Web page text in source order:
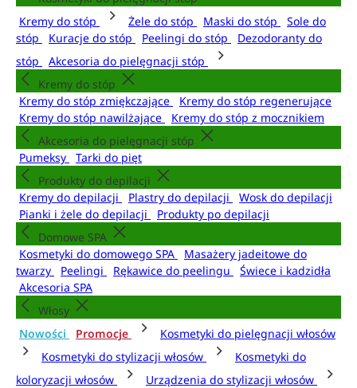
Kremy do stóp
Żele do stóp Maski do stóp
Sole do
stóp
Kuracje do stóp Peelingi do stóp
Dezodoranty do
stóp
Akcesoria do pielęgnacji stóp
Kremy do stóp
Kremy do stóp zmiękczające
Kremy do stóp regenerujące
Kremy do stóp nawilżające
Kremy do stóp z mocznikiem
Akcesoria do pielęgnacji stóp
Pumeksy
Tarki do pięt
Produkty do depilacji
Kremy do depilacji
Plastry do depilacji
Wosk do depilacji
Pianki i żele do depilacji
Produkty po depilacji
Domowe SPA
Kosmetyki do domowego SPA
Masażery jadeitowe do
twarzy
Peelingi Rękawice do peelingu
Świece i kadzidła
Akcesoria SPA
Włosy
Nowości
Promocje
Kosmetyki do pielęgnacji włosów
Kosmetyki do stylizacji włosów
Kosmetyki do
koloryzacji włosów
Urządzenia do stylizacji włosów